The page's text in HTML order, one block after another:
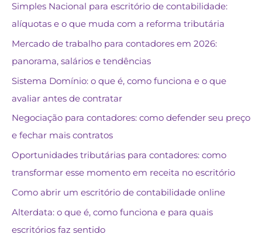
Simples Nacional para escritório de contabilidade:
alíquotas e o que muda com a reforma tributária
Mercado de trabalho para contadores em 2026:
panorama, salários e tendências
Sistema Domínio: o que é, como funciona e o que
avaliar antes de contratar
Negociação para contadores: como defender seu preço
e fechar mais contratos
Oportunidades tributárias para contadores: como
transformar esse momento em receita no escritório
Como abrir um escritório de contabilidade online
Alterdata: o que é, como funciona e para quais
escritórios faz sentido